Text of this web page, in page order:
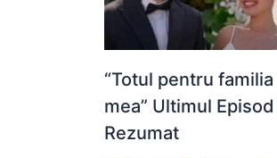
“Totul pentru familia
mea” Ultimul Episod
Rezumat